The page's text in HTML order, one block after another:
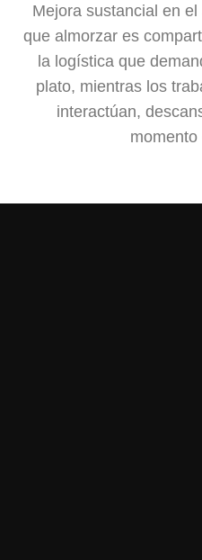
Mejora sustancial en
que almorzar es
la logística que
plato, mientras los
interactúan,
momento